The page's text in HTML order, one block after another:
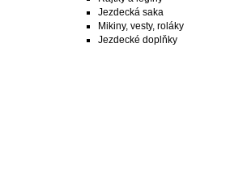
Jezdecká saka
Mikiny, vesty, roláky
Jezdecké doplňky